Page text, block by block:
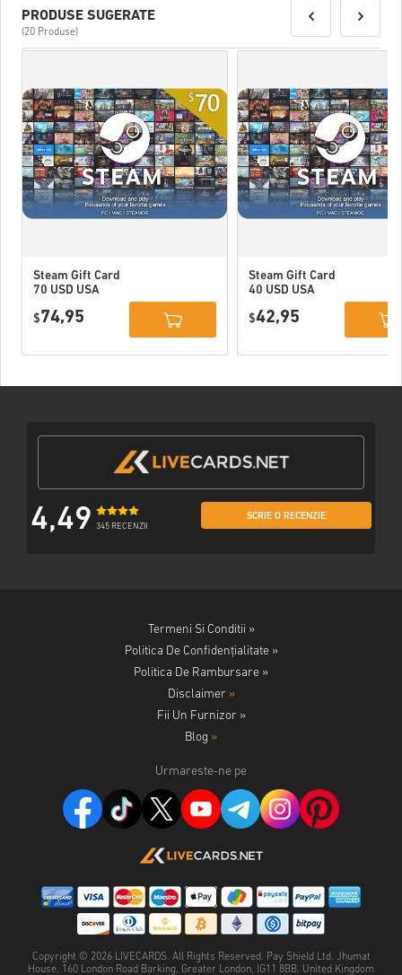
PRODUSE SUGERATE
(20 Produse)
Steam Gift Card
70 USD USA
$74,95
Steam Gift Card
40 USD USA
$42,95
4,49 345 RECENZII
SCRIE O RECENZIE
Termeni Si Conditii »
Politica De Confidențialitate »
Politica De Rambursare »
Disclaimer »
Fii Un Furnizor »
Blog »
Urmareste-ne pe
Copyright © 2026 LIVECARDS. All Rights Reserved. Pay Shield Ltd. Jhumat
House, 160 London Road Barking, Greater London, IG11 8BB, United Kingdom